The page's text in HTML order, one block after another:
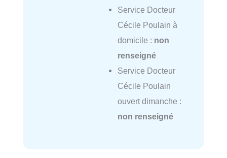
Service Docteur
Cécile Poulain à
domicile : non
renseigné
Service Docteur
Cécile Poulain
ouvert dimanche :
non renseigné